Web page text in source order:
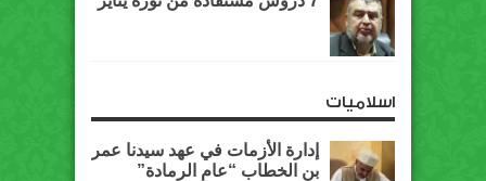
اسلاميات
إدارة الأزمات في عهد سيدنا عمر
بن الخطاب “عام الرمادة”